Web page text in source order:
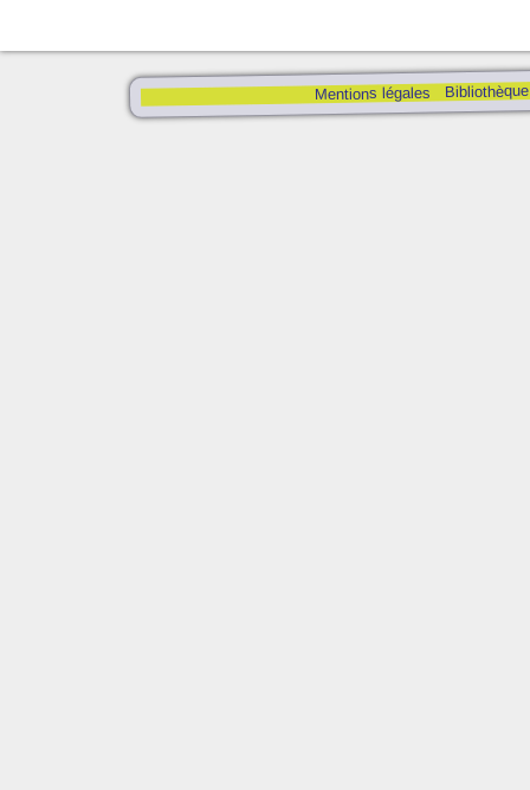
Mentions légales